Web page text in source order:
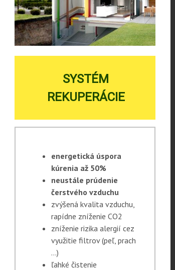
SYSTÉM
REKUPERÁCIE
energetická úspora
kúrenia až 50%
neustále prúdenie
čerstvého vzduchu
zvýšená kvalita vzduchu,
rapídne zníženie CO2
zníženie rizika alergií cez
využitie filtrov (peľ, prach
…)
ľahké čistenie